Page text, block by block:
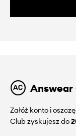
Answear
Załóż konto i
Club zyskujesz do